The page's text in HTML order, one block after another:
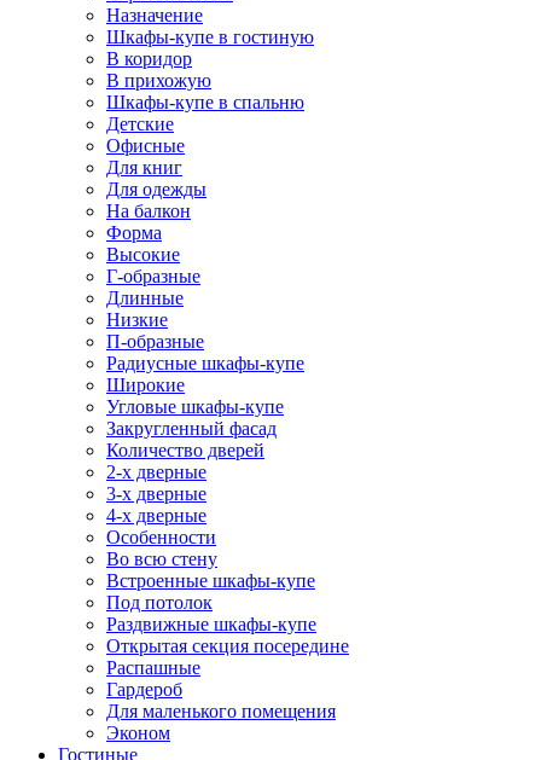
Назначение
Шкафы-купе в гостиную
В коридор
В прихожую
Шкафы-купе в спальню
Детские
Офисные
Для книг
Для одежды
На балкон
Форма
Высокие
Г-образные
Длинные
Низкие
П-образные
Радиусные шкафы-купе
Широкие
Угловые шкафы-купе
Закругленный фасад
Количество дверей
2-х дверные
3-х дверные
4-х дверные
Особенности
Во всю стену
Встроенные шкафы-купе
Под потолок
Раздвижные шкафы-купе
Открытая секция посередине
Распашные
Гардероб
Для маленького помещения
Эконом
Гостиные